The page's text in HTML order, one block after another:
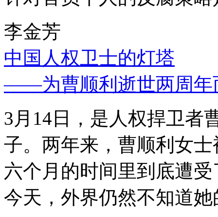
李金芳
中国人权卫士的灯塔
——为曹顺利逝世两周年
3月14日，是人权捍卫者
子。两年来，曹顺利女
六个月的时间里到底遭
今天，外界仍然不知道